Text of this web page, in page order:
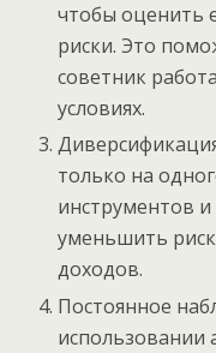
чтобы оценить
риски. Это
советник
условиях.
только на
инструментов
уменьшить
доходов.
Постоянное
использовании